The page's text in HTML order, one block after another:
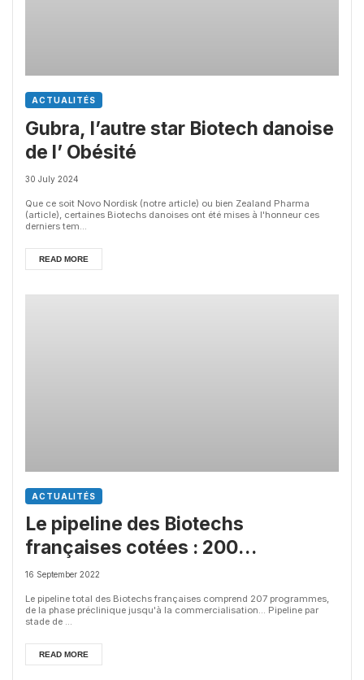
ACTUALITÉS
Gubra, l’autre star Biotech danoise
de l’ Obésité
30 July 2024
Que ce soit Novo Nordisk (notre article) ou bien Zealand Pharma
(article), certaines Biotechs danoises ont été mises à l'honneur ces
derniers tem...
READ MORE
ACTUALITÉS
Le pipeline des Biotechs
françaises cotées : 200
programme développés
16 September 2022
Le pipeline total des Biotechs françaises comprend 207 programmes,
de la phase préclinique jusqu'à la commercialisation... Pipeline par
stade de ...
READ MORE